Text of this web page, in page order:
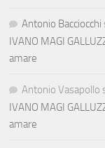
Antonio Bacciocchi
IVANO MAGI
amare
Antonio Vasapollo
IVANO MAGI
amare